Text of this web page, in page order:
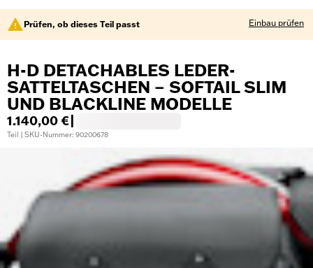
Prüfen, ob dieses Teil passt Einbau prüfen
H-D DETACHABLES LEDER-
SATTELTASCHEN – SOFTAIL SLIM
UND BLACKLINE MODELLE
1.140,00 €
Teil | SKU-Nummer: 90200678